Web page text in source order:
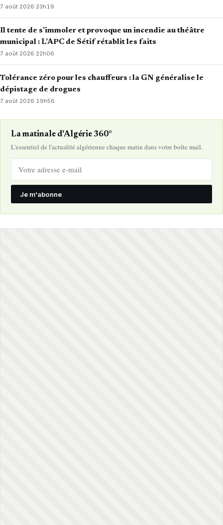
7 août 2026·23h19
Il tente de s’immoler et provoque un incendie au théâtre
municipal : L’APC de Sétif rétablit les faits
7 août 2026·22h06
Tolérance zéro pour les chauffeurs : la GN généralise le
dépistage de drogues
7 août 2026· 19h56
La matinale d'Algérie 360°
L'essentiel de l'actualité algérienne chaque matin dans votre boîte mail.
Je m'abonne